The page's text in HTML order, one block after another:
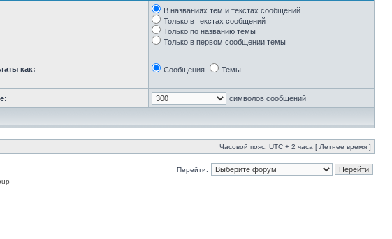
В названиях тем и текстах сообщений
Только в текстах сообщений
Только по названию темы
Только в первом сообщении темы
как: Сообщения Темы
символов сообщений
Часовой пояс: UTC + 2 часа [ Летнее время ]
Перейти: